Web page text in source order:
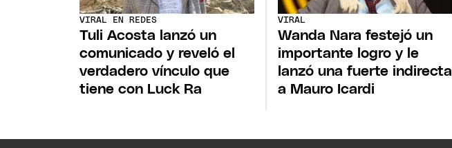
VIRAL EN REDES
Tuli Acosta lanzó un
comunicado y reveló el
verdadero vínculo que
tiene con Luck Ra
VIRAL
Wanda Nara festejó un
importante logro y le
lanzó una fuerte indirecta
a Mauro Icardi